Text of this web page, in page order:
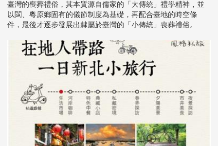
臺灣的喪葬禮俗，其本質源自儒家的「大傳統」禮學精神，並
以閩、粵原鄉固有的儀節制度為基礎，再配合臺地的時空條
件，最後才逐步發展出隸屬於臺灣的「小傳統」喪葬禮俗。